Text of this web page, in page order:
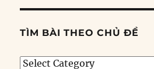
TÌM BÀI THEO CHỦ ĐỀ
Tìm